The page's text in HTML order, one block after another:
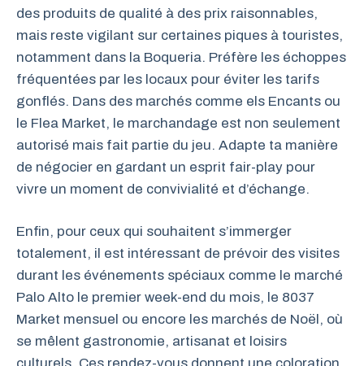
des produits de qualité à des prix raisonnables,
mais reste vigilant sur certaines piques à touristes,
notamment dans la Boqueria. Préfère les échoppes
fréquentées par les locaux pour éviter les tarifs
gonflés. Dans des marchés comme els Encants ou
le Flea Market, le marchandage est non seulement
autorisé mais fait partie du jeu. Adapte ta manière
de négocier en gardant un esprit fair-play pour
vivre un moment de convivialité et d’échange.
Enfin, pour ceux qui souhaitent s’immerger
totalement, il est intéressant de prévoir des visites
durant les événements spéciaux comme le marché
Palo Alto le premier week-end du mois, le 8037
Market mensuel ou encore les marchés de Noël, où
se mêlent gastronomie, artisanat et loisirs